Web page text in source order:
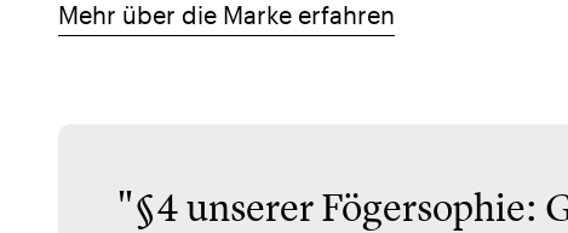
Mehr über die Marke erfahren
"§4 unserer Fögersophie: